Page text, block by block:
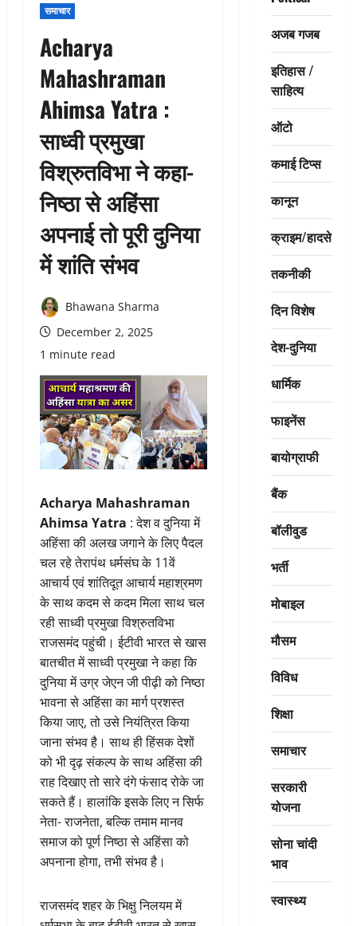
समाचार
Acharya
Mahashraman
Ahimsa Yatra :
साध्वी प्रमुखा
विश्रुतविभा ने कहा-
निष्ठा से अहिंसा
अपनाई तो पूरी दुनिया
में शांति संभव
Bhawana Sharma
December 2, 2025
1 minute read
Acharya Mahashraman
Ahimsa Yatra : देश व दुनिया में
अहिंसा की अलख जगाने के लिए पैदल
चल रहे तेरापंथ धर्मसंघ के 11वें
आचार्य एवं शांतिदूत आचार्य महाश्रमण
के साथ कदम से कदम मिला साथ चल
रही साध्वी प्रमुखा विश्रुतविभा
राजसमंद पहुंची। ईटीवी भारत से खास
बातचीत में साध्वी प्रमुखा ने कहा कि
दुनिया में उग्र जेएन जी पीढ़ी को निष्ठा
भावना से अहिंसा का मार्ग प्रशस्त
किया जाए, तो उसे नियंत्रित किया
जाना संभव है। साथ ही हिंसक देशों
को भी दृढ़ संकल्प के साथ अहिंसा की
राह दिखाए तो सारे दंगे फंसाद रोके जा
सकते हैं। हालांकि इसके लिए न सिर्फ
नेता- राजनेता, बल्कि तमाम मानव
समाज को पूर्ण निष्ठा से अहिंसा को
अपनाना होगा, तभी संभव है।
राजसमंद शहर के भिक्षु निलयम में
अजब गजब
इतिहास /
साहित्य
ऑटो
कमाई टिप्स
कानून
क्राइम/हादसे
तकनीकी
दिन विशेष
देश-दुनिया
धार्मिक
फाइनेंस
बायोग्राफी
बैंक
बॉलीवुड
भर्ती
मोबाइल
मौसम
विविध
शिक्षा
समाचार
सरकारी
योजना
सोना चांदी
भाव
स्वास्थ्य